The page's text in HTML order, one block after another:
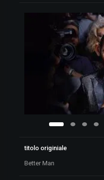
titolo originiale
Better Man